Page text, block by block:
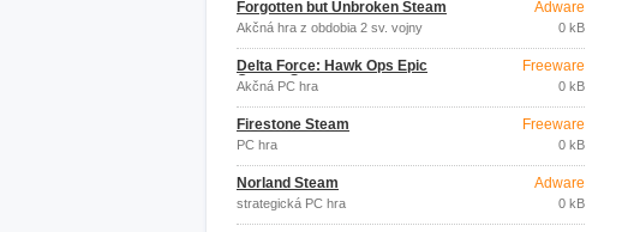
Forgotten but Unbroken Steam
Akčná hra z obdobia 2 sv. vojny
Adware
0 kB
Delta Force: Hawk Ops Epic
Games Store
Akčná PC hra
Freeware
0 kB
Firestone Steam
PC hra
Freeware
0 kB
Norland Steam
strategická PC hra
Adware
0 kB